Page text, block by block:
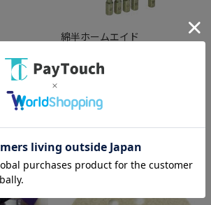
バービ
綿半ホームエイド
ドリル 5PC AN-6
￥1,848
在庫：○